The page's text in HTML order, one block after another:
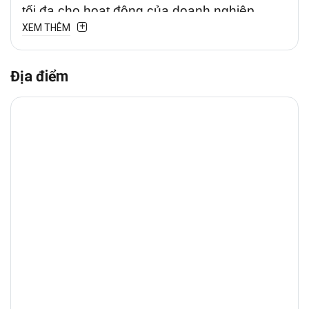
tối đa cho hoạt động của doanh nghiệp.
XEM THÊM
Địa điểm